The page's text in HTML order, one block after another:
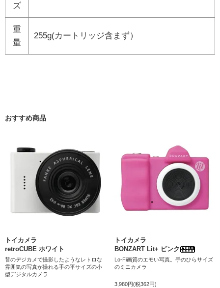
ズ
重
量
255g(カートリッジ含まず）
おすすめ商品
トイカメラ
retroCUBE ホワイト
昔のデジカメで撮影したようなレトロな
雰囲気の写真が撮れる手の平サイズの小
型デジタルカメラ
トイカメラ
BONZART Lit+ ピンク
Lo-Fi画質のエモい写真。手のひらサイズ
のミニカメラ
3,980円(税362円)